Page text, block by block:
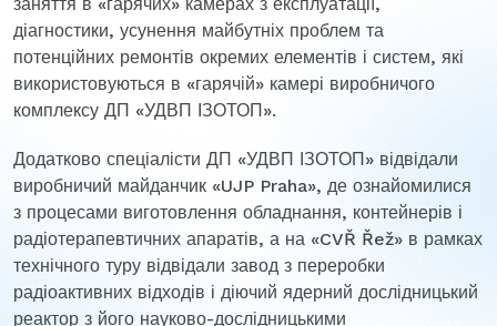
діагностики, усунення майбутніх проблем та
потенційних ремонтів окремих елементів і систем, які
використовуються в «гарячій» камері виробничого
комплексу ДП «УДВП ІЗОТОП».
Додатково спеціалісти ДП «УДВП ІЗОТОП» відвідали
виробничий майданчик «UJP Praha», де ознайомилися
з процесами виготовлення обладнання, контейнерів і
радіотерапевтичних апаратів, а на «CVŘ Řež» в рамках
технічного туру відвідали завод з переробки
радіоактивних відходів і діючий ядерний дослідницький
реактор з його науково-дослідницькими